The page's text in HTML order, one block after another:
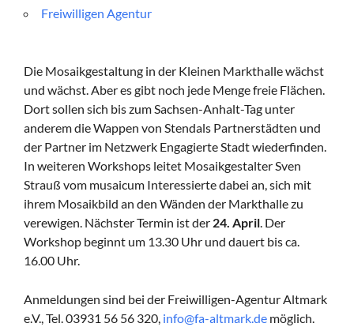
Freiwilligen Agentur
Die Mosaikgestaltung in der Kleinen Markthalle wächst
und wächst. Aber es gibt noch jede Menge freie Flächen.
Dort sollen sich bis zum Sachsen-Anhalt-Tag unter
anderem die Wappen von Stendals Partnerstädten und
der Partner im Netzwerk Engagierte Stadt wiederfinden.
In weiteren Workshops leitet Mosaikgestalter Sven
Strauß vom musaicum Interessierte dabei an, sich mit
ihrem Mosaikbild an den Wänden der Markthalle zu
verewigen. Nächster Termin ist der 24. April. Der
Workshop beginnt um 13.30 Uhr und dauert bis ca.
16.00 Uhr.
Anmeldungen sind bei der Freiwilligen-Agentur Altmark
e.V., Tel. 03931 56 56 320, info@fa-altmark.de möglich.